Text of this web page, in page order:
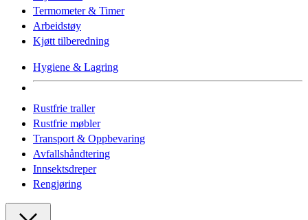
Termometer & Timer
Arbeidstøy
Kjøtt tilberedning
Hygiene & Lagring
Rustfrie traller
Rustfrie møbler
Transport & Oppbevaring
Avfallshåndtering
Innsektsdreper
Rengjøring